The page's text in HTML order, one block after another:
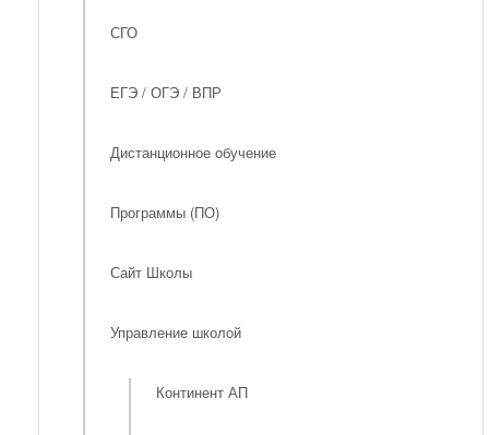
СГО
ЕГЭ / ОГЭ / ВПР
Дистанционное обучение
Программы (ПО)
Сайт Школы
Управление школой
Континент АП